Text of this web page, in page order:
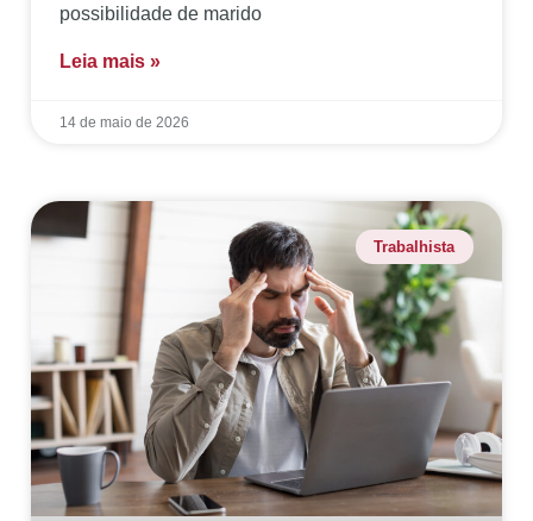
possibilidade de marido
Leia mais »
14 de maio de 2026
Trabalhista